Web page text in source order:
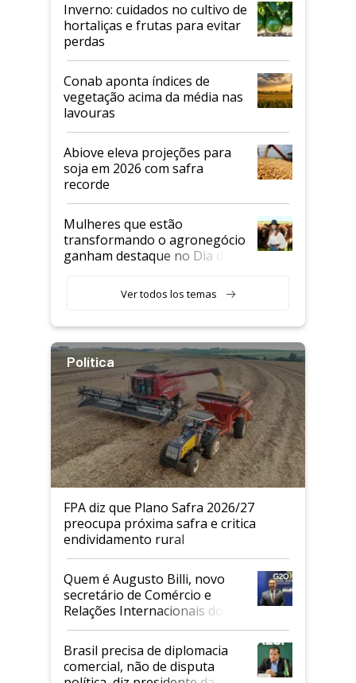
Inverno: cuidados no cultivo de
hortaliças e frutas para evitar
perdas
Conab aponta índices de
vegetação acima da média nas
lavouras
Abiove eleva projeções para
soja em 2026 com safra
recorde
Mulheres que estão
transformando o agronegócio
ganham destaque no Dia do
Ver todos los temas
Política
FPA diz que Plano Safra 2026/27
preocupa próxima safra e critica
endividamento rural
Quem é Augusto Billi, novo
secretário de Comércio e
Relações Internacionais do
Mapa
Brasil precisa de diplomacia
comercial, não de disputa